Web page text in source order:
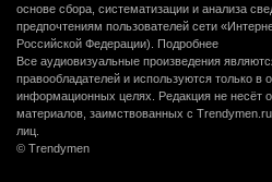
основе сбора, систематизации и анализа
предпочтениям пользователей сети
Российской Федерации).
Подробнее
Все аудиовизуальные произведения
правообладателей и используются только в
информационных целях. Редакция не несёт
материалов, заимствованных с
лиц.
© Trendymen